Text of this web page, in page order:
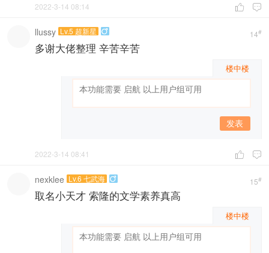
 
2022-3-14 08:14
14#
llussy Lv.5 超新星 
多谢大佬整理 辛苦辛苦
楼中楼
发表
 
2022-3-14 08:41
15#
nexklee Lv.6 七武海 
取名小天才 索隆的文学素养真高
楼中楼